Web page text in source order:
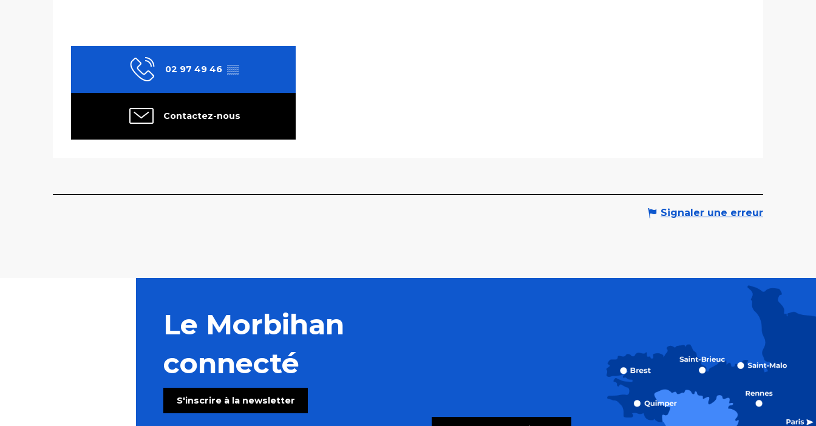
02 97 49 46 ▒▒
Contactez-nous
Signaler une erreur
Le Morbihan
connecté
S'inscrire à la newsletter